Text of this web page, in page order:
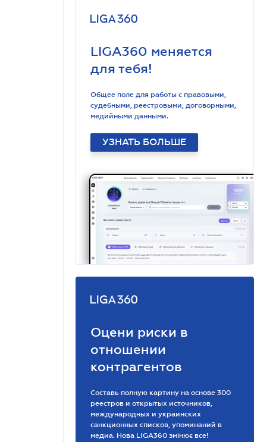
LIGA360 меняется
для тебя!
Общее поле для работы с правовыми,
судебными, реестровыми, договорными,
медийными данными.
УЗНАТЬ БОЛЬШЕ
Оцени риски в
отношении
контрагентов
Составь полную картину на основе 300
реестров и открытых источников,
международных и украинских
санкционных списков, упоминаний в
медиа. Нова LIGA360 змінює все!